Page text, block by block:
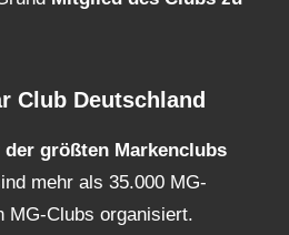
Club Deutschland
der größten Markenclubs
mehr als 35.000 MG-
MG-Clubs organisiert.